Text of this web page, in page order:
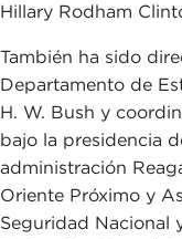
Hillary Rodham
También ha sido
Departamento de
H. W. Bush y
bajo la presidencia
administración
Oriente Próximo y
Seguridad Nacional